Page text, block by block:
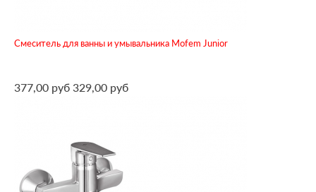
Смеситель для ванны и умывальника Mofem Junior
377,00 руб 329,00 руб